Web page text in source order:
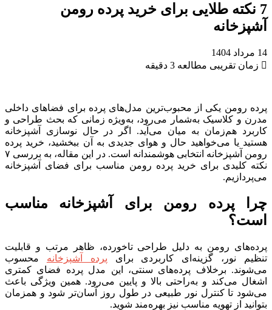
7 نکته طلایی برای خرید پرده رومن
آشپزخانه
14 مرداد 1404
زمان تقریبی مطالعه 3 دقیقه
پرده رومن یکی از محبوب‌ترین مدل‌های پرده برای فضاهای داخلی
مدرن و کلاسیک به‌شمار می‌رود، به‌ویژه زمانی که بحث طراحی و
کاربرد هم‌زمان به میان می‌آید. اگر در حال نوسازی آشپزخانه
هستید یا می‌خواهید حال و هوای جدیدی به آن ببخشید، خرید پرده
رومن آشپزخانه انتخابی هوشمندانه است. در این مقاله، به بررسی ۷
نکته کلیدی برای خرید پرده رومن مناسب برای فضای آشپزخانه
می‌پردازیم.
چرا پرده رومن برای آشپزخانه مناسب
است؟
پرده‌های رومن به دلیل طراحی تاخورده، ظاهر مرتب و قابلیت
تنظیم نور، گزینه‌ای کاربردی برای پرده آشپزخانه محسوب
می‌شوند. برخلاف پرده‌های سنتی، این مدل پرده فضای کمتری
اشغال می‌کند و به‌راحتی بالا و پایین می‌رود. همین ویژگی باعث
می‌شود تا کنترل نور طبیعی در طول روز آسان‌تر شود و همزمان
بتوانید از تهویه مناسب نیز بهره‌مند شوید.